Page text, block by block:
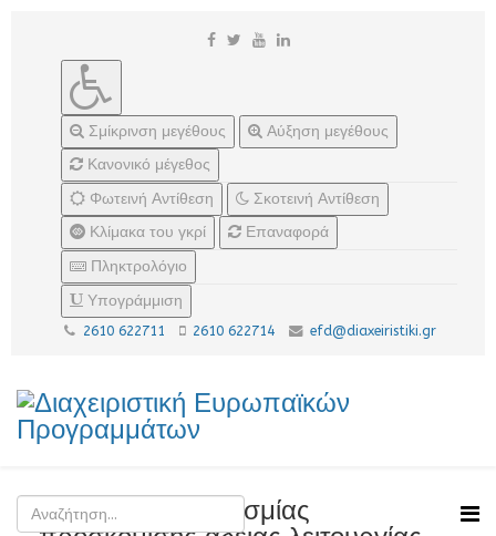
Σμίκρινση μεγέθους
Αύξηση μεγέθους
Κανονικό μέγεθος
Φωτεινή Αντίθεση
Σκοτεινή Αντίθεση
Κλίμακα του γκρί
Επαναφορά
Πληκτρολόγιο
Υπογράμμιση
2610 622711 2610 622714 efd@diaxeiristiki.gr
Παράταση προθεσμίας